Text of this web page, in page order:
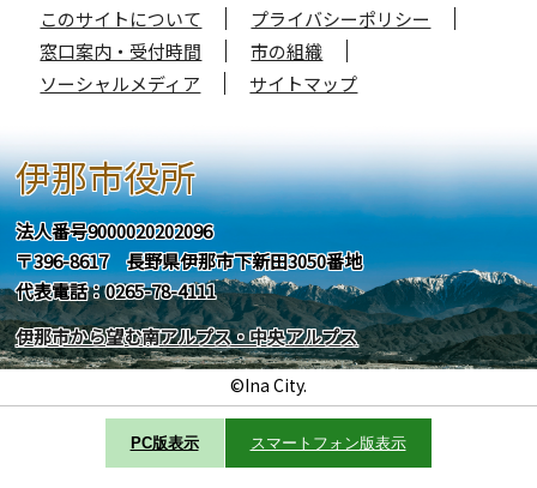
このサイトについて
プライバシーポリシー
窓口案内・受付時間
市の組織
ソーシャルメディア
サイトマップ
伊那市役所
法人番号9000020202096
〒396-8617 長野県伊那市下新田3050番地
代表電話：0265-78-4111
伊那市から望む南アルプス・中央アルプス
©Ina City.
PC版表示 スマートフォン版表示